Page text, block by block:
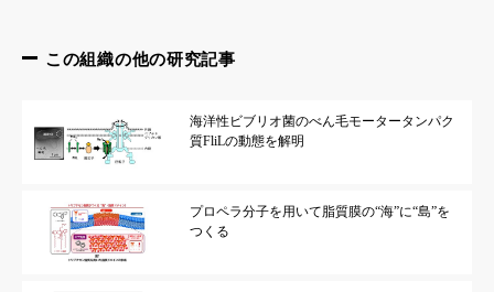
この組織の他の研究記事
海洋性ビブリオ菌のべん毛モータータンパク
質FliLの動態を解明
プロペラ分子を用いて脂質膜の“海”に“島”を
つくる